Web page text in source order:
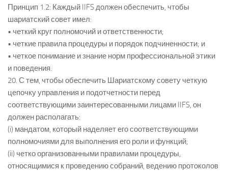
Принцип 1.2: Каждый IIFS должен обеспечить, чтобы
шариатский совет имел:
• четкий круг полномочий и ответственности;
• четкие правила процедуры и порядок подчиненности; и
• четкое понимание и знание норм профессиональной этики
и поведения.
20. С тем, чтобы обеспечить Шариатскому совету четкую
цепочку управления и подотчетности перед
соответствующими заинтересованными лицами IIFS, он
должен располагать:
(i) мандатом, который наделяет его соответствующими
полномочиями для выполнения его роли и функций;
(ii) четко организованными правилами процедуры,
относящимися к проведению собраний, ведению протоколов